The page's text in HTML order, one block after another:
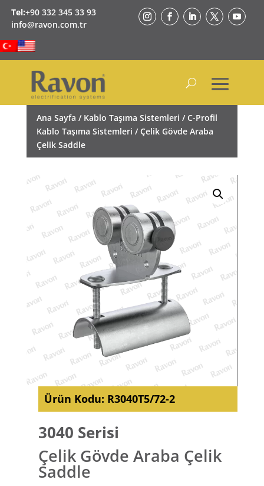
Tel:+90 332 345 33 93
info@ravon.com.tr
Ana Sayfa / Kablo Taşıma Sistemleri / C-Profil
Kablo Taşıma Sistemleri / Çelik Gövde Araba
Çelik Saddle
Ürün Kodu: R3040T5/72-2
3040 Serisi
Çelik Gövde Araba Çelik
Saddle